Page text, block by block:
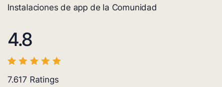
Instalaciones de app de la Comunidad
4.8
7.617 Ratings